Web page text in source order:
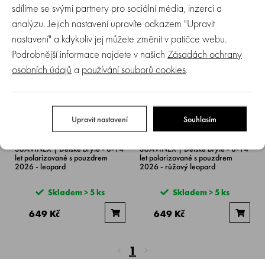
Skladem > 5 ks
649 Kč
Skladem > 5 ks
649 Kč
NOVINKA
SUAVINEX | Dětské brýle - 8-14
let polarizované s pouzdrem
2026 - leopard
Skladem > 5 ks
649 Kč
NOVINKA
SUAVINEX | Dětské brýle - 8-14
let polarizované s pouzdrem
2026 - růžový leopard
Skladem > 5 ks
649 Kč
1
sdílíme se svými partnery pro sociální média, inzerci a
analýzu. Jejich nastavení upravíte odkazem "Upravit
nastavení" a kdykoliv jej můžete změnit v patičce webu.
Podrobnější informace najdete v našich Zásadách ochrany
osobních údajů a používání souborů cookies.
Upravit nastavení Souhlasím